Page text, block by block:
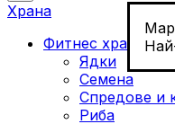
Храна
Фитнес храна
Ядки
Семена
Спредове и
Риба